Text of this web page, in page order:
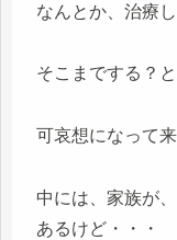
なんとか、治療
そこまでする？
可哀想になって来
中には、家族が
あるけど・・・